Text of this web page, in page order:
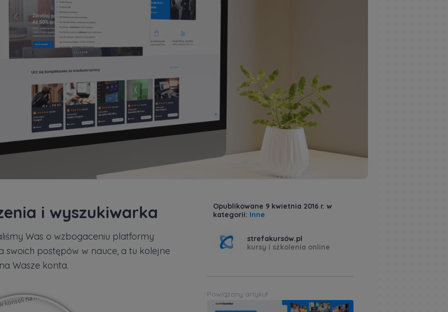
i wyszukiwarka
Was o wzbogaceniu platformy
swoich postępów w nauce, a tu kolejne
Wasze konta.
Opublikowane 9 kwietnia 2016 r. w
kategorii: Inne
strefakursów.pl
kursy i szkolenia online
Powiązany artykuł